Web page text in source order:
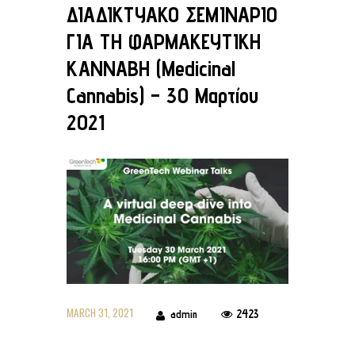
ΔΙΑΔΙΚΤΥΑΚΟ ΣΕΜΙΝΑΡΙΟ
ΓΙΑ ΤΗ ΦΑΡΜΑΚΕΥΤΙΚΗ
ΚΑΝΝΑΒΗ (Medicinal
Cannabis) – 30 Μαρτίου
2021
MARCH 31, 2021 admin 2423